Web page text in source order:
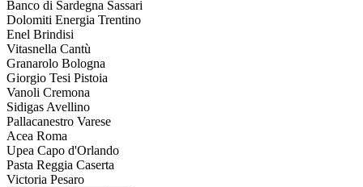
Banco di Sardegna Sassari
Dolomiti Energia Trentino
Enel Brindisi
Vitasnella Cantù
Granarolo Bologna
Giorgio Tesi Pistoia
Vanoli Cremona
Sidigas Avellino
Pallacanestro Varese
Acea Roma
Upea Capo d'Orlando
Pasta Reggia Caserta
Victoria Pesaro